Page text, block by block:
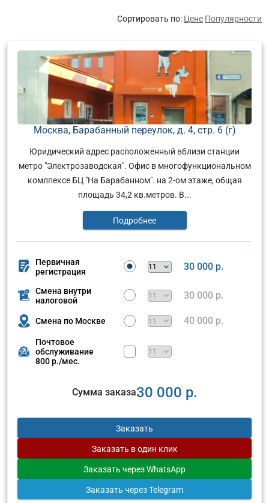
Сортировать по: Цене Популярности
Москва, Барабанный переулок, д. 4, стр. 6 (г)
Юридический адрес расположенный вблизи станции
метро "Электрозаводская". Офис в многофункциональном
комлпексе БЦ "На Барабанном". на 2-ом этаже, общая
площадь 34,2 кв.метров. В...
Подробнее
Первичная
регистрация
30 000 р.
Смена внутри
налоговой
30 000 р.
Смена по Москве 40 000 р.
Почтовое
обслуживание
800 р./мес.
Сумма заказа30 000 р.
Заказать
Заказать в один клик
Заказать через WhatsApp
Заказать через Telegram